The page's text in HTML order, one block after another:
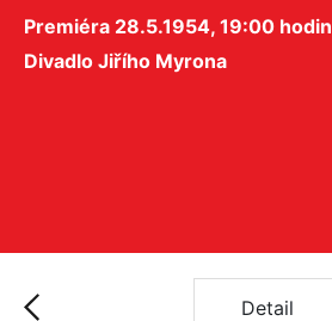
Premiéra 28.5.1954, 19:00 hodin
Divadlo Jiřího Myrona
Detail